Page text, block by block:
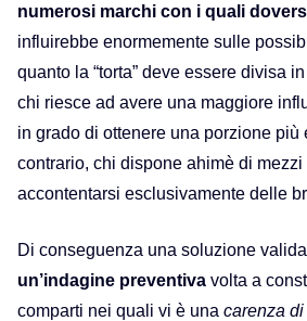
numerosi marchi con i quali dover
influirebbe enormemente sulle
quanto la “torta” deve essere divisa
chi riesce ad avere una maggiore
in grado di ottenere una porzione più
contrario, chi dispone ahimè di mezzi
accontentarsi esclusivamente delle
Di conseguenza una soluzione
un’indagine preventiva volta a
comparti nei quali vi è una carenza